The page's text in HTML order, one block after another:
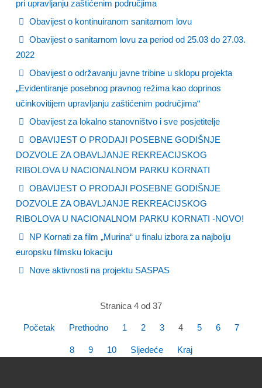
pri upravljanju zaštićenim područjima
Obavijest o kontinuiranom sanitarnom lovu
Obavijest o sanitarnom lovu za period od 25.03 do 27.03.
2022
Obavijest o održavanju javne tribine u sklopu projekta
„Evidentiranje posebnog pravnog režima kao doprinos
učinkovitijem upravljanju zaštićenim područjima“
Obavijest za lokalno stanovništvo i sve posjetitelje
OBAVIJEST O PRODAJI POSEBNE GODIŠNJE
DOZVOLE ZA OBAVLJANJE REKREACIJSKOG
RIBOLOVA U NACIONALNOM PARKU KORNATI
OBAVIJEST O PRODAJI POSEBNE GODIŠNJE
DOZVOLE ZA OBAVLJANJE REKREACIJSKOG
RIBOLOVA U NACIONALNOM PARKU KORNATI -NOVO!
NP Kornati za film „Murina“ u finalu izbora za najbolju
europsku filmsku lokaciju
Nove aktivnosti na projektu SASPAS
Stranica 4 od 37
Početak Prethodno 1 2 3 4 5 6 7
8 9 10 Sljedeće Kraj